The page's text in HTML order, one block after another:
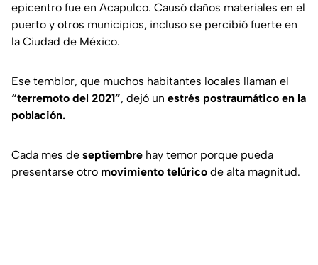
epicentro fue en Acapulco. Causó daños materiales en el
puerto y otros municipios, incluso se percibió fuerte en
la Ciudad de México.
Ese temblor, que muchos habitantes locales llaman el
“terremoto del 2021”, dejó un estrés postraumático en la
población.
Cada mes de septiembre hay temor porque pueda
presentarse otro movimiento telúrico de alta magnitud.